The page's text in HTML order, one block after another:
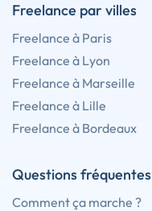
Freelance par villes
Freelance à Paris
Freelance à Lyon
Freelance à Marseille
Freelance à Lille
Freelance à Bordeaux
Questions fréquentes
Comment ça marche ?